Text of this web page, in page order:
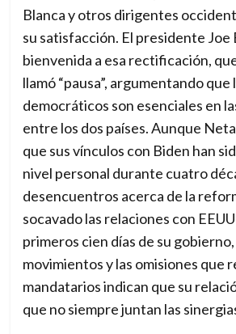
a
b
i
o
e
Blanca y otros dirigentes
su satisfacción. El presidente Joe
bienvenida a esa rectificación,
llamó “pausa”, argumentando que
democráticos son esenciales en
entre los dos países. Aunque
que sus vínculos con Biden han
nivel personal durante cuatro
desencuentros acerca de la
socavado las relaciones con
primeros cien días de su gobierno,
movimientos y las omisiones que
mandatarios indican que su
que no siempre juntan las